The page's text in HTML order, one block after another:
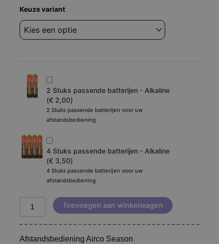
Keuze variant
2 Stuks passende batterijen - Alkaline
(€ 2,00)
2 Stuks passende batterijen voor uw
afstandsbediening
4 Stuks passende batterijen - Alkaline
(€ 3,50)
4 Stuks passende batterijen voor uw
afstandsbediening
Afstandsbediening
Airco
Season
aantal
Toevoegen aan winkelwagen
Afstandsbediening Airco Season